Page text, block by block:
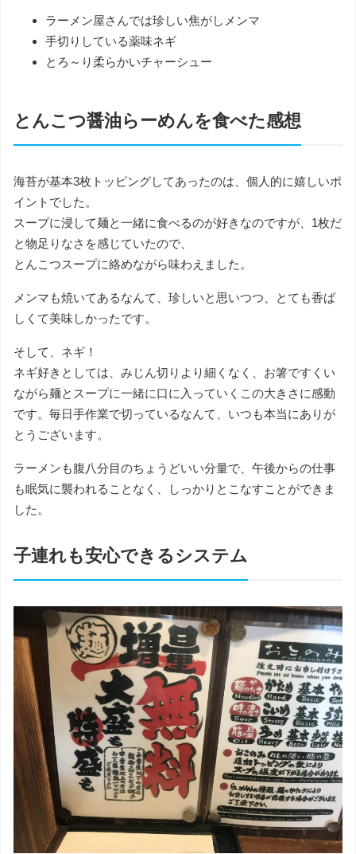
ラーメン屋さんでは珍しい焦がしメンマ
手切りしている薬味ネギ
とろ～り柔らかいチャーシュー
とんこつ醤油らーめんを食べた感想
海苔が基本3枚トッピングしてあったのは、個人的に嬉しいポ
イントでした。
スープに浸して麺と一緒に食べるのが好きなのですが、1枚だ
と物足りなさを感じていたので、
とんこつスープに絡めながら味わえました。
メンマも焼いてあるなんて、珍しいと思いつつ、とても香ば
しくて美味しかったです。
そして、ネギ！
ネギ好きとしては、みじん切りより細くなく、お箸ですくい
ながら麺とスープに一緒に口に入っていくこの大きさに感動
です。毎日手作業で切っているなんて、いつも本当にありが
とうございます。
ラーメンも腹八分目のちょうどいい分量で、午後からの仕事
も眠気に襲われることなく、しっかりとこなすことができま
した。
子連れも安心できるシステム